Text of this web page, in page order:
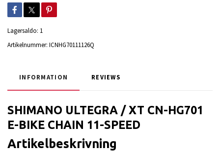
Lagersaldo: 1
Artikelnummer: ICNHG70111126Q
INFORMATION REVIEWS
SHIMANO ULTEGRA / XT CN-HG701
E-BIKE CHAIN 11-SPEED
Artikelbeskrivning